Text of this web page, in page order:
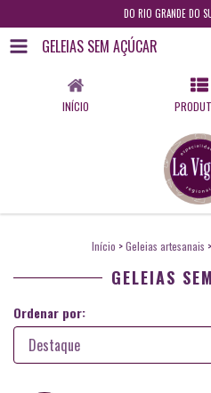
DO RIO GRANDE DO
GELEIAS SEM AÇÚCAR
INÍCIO
Início >Geleias artesanais >
GELEIAS
Ordenar por: